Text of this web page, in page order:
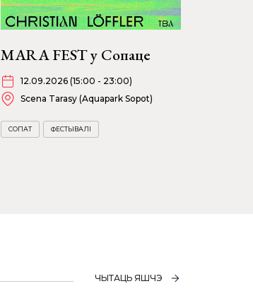
MARA FEST у Сопаце
12.09.2026 (15:00 - 23:00)
Scena Tarasy (Aquapark Sopot)
СОПАТ ФЕСТЫВАЛІ
ЧЫТАЦЬ ЯШЧЭ